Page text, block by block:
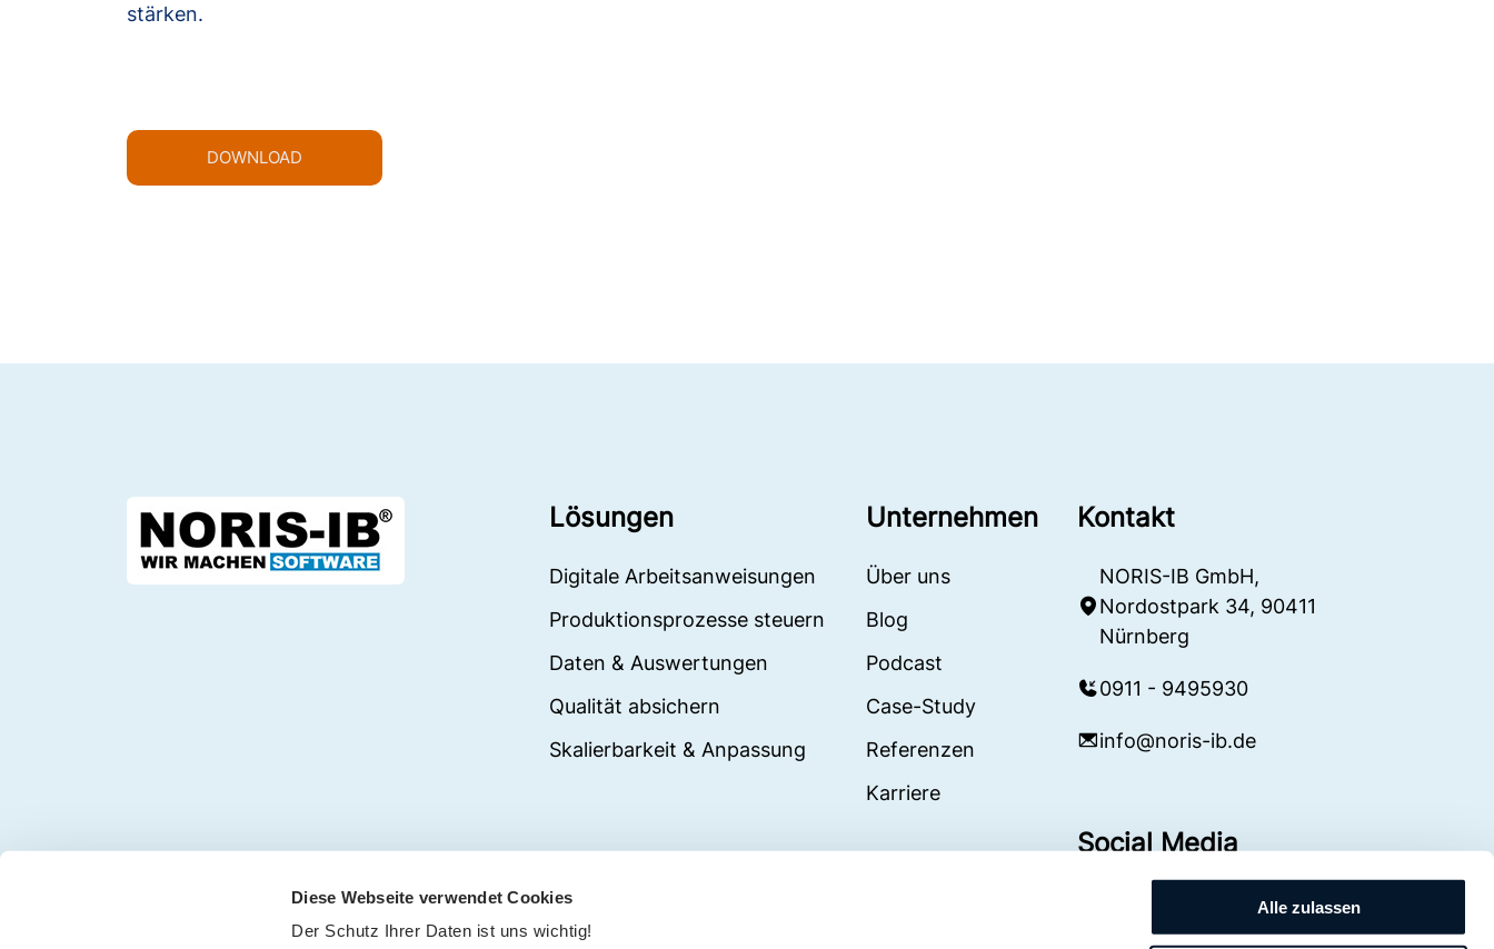
Diese Webseite verwendet Cookies
Der Schutz Ihrer Daten ist uns wichtig!
Alle zulassen
stärken.
DOWNLOAD
Lösungen
Digitale Arbeitsanweisungen
Produktionsprozesse steuern
Daten & Auswertungen
Qualität absichern
Skalierbarkeit & Anpassung
Impressum
Datenschutz
Unternehmen
Über uns
Blog
Podcast
Case-Study
Referenzen
Karriere
Kontakt
NORIS-IB GmbH,
Nordostpark 34, 90411
Nürnberg
0911 - 9495930
info@noris-ib.de
Social Media